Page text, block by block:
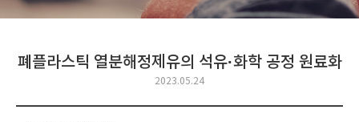
폐플라스틱 열분해정제유의 석유·화학 공정 원료화
2023.05.24